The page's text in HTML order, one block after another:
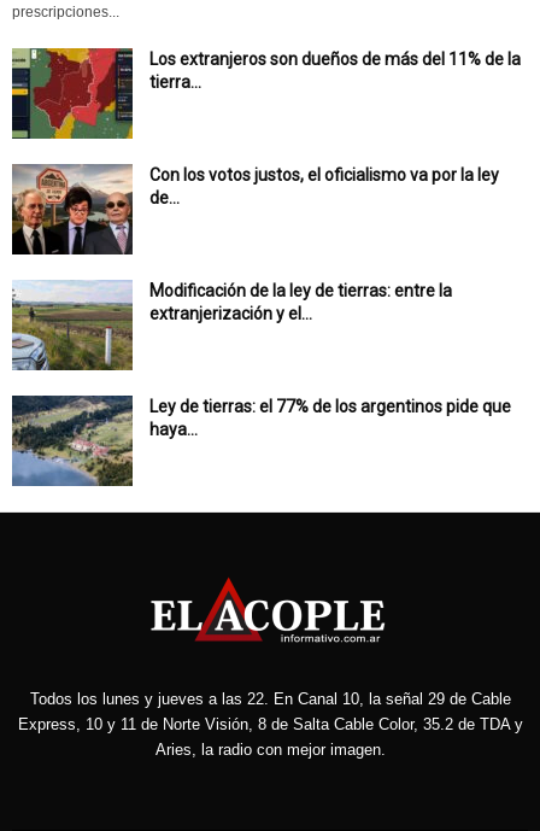
prescripciones...
Los extranjeros son dueños de más del 11% de la
tierra...
Con los votos justos, el oficialismo va por la ley
de...
Modificación de la ley de tierras: entre la
extranjerización y el...
Ley de tierras: el 77% de los argentinos pide que
haya...
Todos los lunes y jueves a las 22. En Canal 10, la señal 29 de Cable
Express, 10 y 11 de Norte Visión, 8 de Salta Cable Color, 35.2 de TDA y
Aries, la radio con mejor imagen.